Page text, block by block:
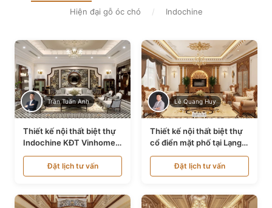
Hiện đại gỗ óc chó / Indochine
Trần Tuấn Anh
Thiết kế nội thất biệt thự
Indochine KĐT Vinhomes
Ocean Park NT24600
Đặt lịch tư vấn
Lê Quang Huy
Thiết kế nội thất biệt thự
cổ điển mặt phố tại Lạng
Sơn NT24534
Đặt lịch tư vấn